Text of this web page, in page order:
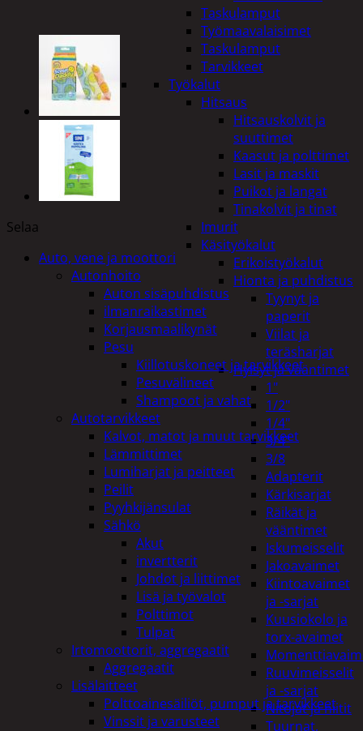
Taskulamput
Työmaavalaisimet
Taskulamput
Tarvikkeet
Työkalut
Hitsaus
Hitsauskolvit ja
suuttimet
Kaasut ja polttimet
Lasit ja maskit
Puikot ja langat
Tinakolvit ja tinat
Imurit
Käsityökalut
Erikoistyökalut
Hionta ja puhdistus
Tyynyt ja
paperit
Viilat ja
teräsharjat
Hylsyt ja vääntimet
1"
1/2"
1/4"
3/4"
3/8
Adapterit
Kärkisarjat
Räikät ja
vääntimet
Iskumeisselit
Jakoavaimet
Kiintoavaimet
ja -sarjat
Kuusiokolo ja
torx-avaimet
Ruuvimeisselit
ja -sarjat
Nitojat ja niitit
Tuurnat,
Selaa
Auto, vene ja moottori
Autonhoito
Auton sisäpuhdistus
ilmanraikastimet
Korjausmaalikynät
Pesu
Kiillotuskoneet ja tarvikkeet
Pesuvälineet
Shampoot ja vahat
Autotarvikkeet
Kalvot, matot ja muut tarvikkeet
Lämmittimet
Lumiharjat ja peitteet
Peilit
Pyyhkijänsulat
Sähkö
Akut
invertterit
Johdot ja liittimet
Lisä ja työvalot
Polttimot
Tulpat
Irtomoottorit, aggregaatit
Aggregaatit
Lisälaitteet
Polttoainesäiliöt, pumput ja tarvikkeet
Vinssit ja varusteet